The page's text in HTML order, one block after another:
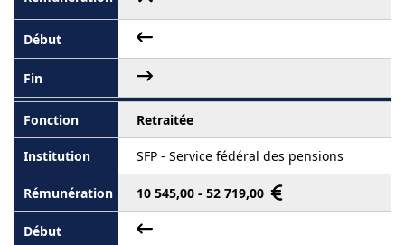
Retraitée
SFP - Service fédéral des pensions
10 545,00 - 52 719,00